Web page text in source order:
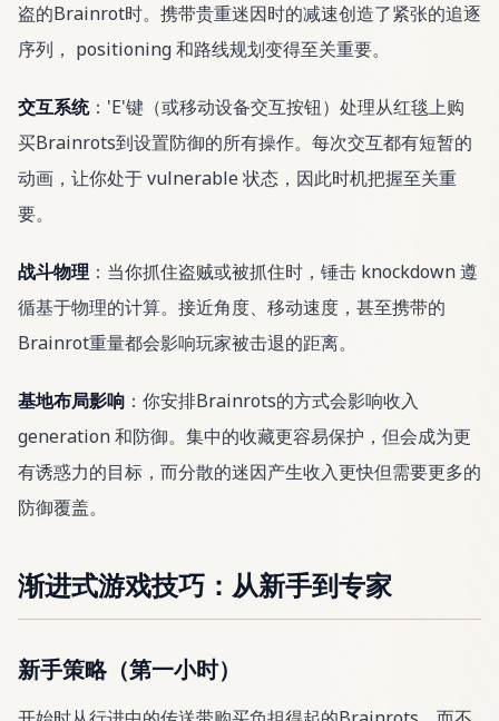
盗的Brainrot时。携带贵重迷因时的减速创造了紧张的追逐
序列， positioning 和路线规划变得至关重要。
交互系统：'E'键（或移动设备交互按钮）处理从红毯上购
买Brainrots到设置防御的所有操作。每次交互都有短暂的
动画，让你处于 vulnerable 状态，因此时机把握至关重
要。
战斗物理 ：当你抓住盗贼或被抓住时，锤击 knockdown 遵
循基于物理的计算。接近角度、移动速度，甚至携带的
Brainrot重量都会影响玩家被击退的距离。
基地布局影响 ：你安排Brainrots的方式会影响收入
generation 和防御。集中的收藏更容易保护，但会成为更
有诱惑力的目标，而分散的迷因产生收入更快但需要更多的
防御覆盖。
渐进式游戏技巧：从新手到专家
新手策略（第一小时）